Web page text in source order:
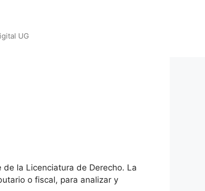
UG
de la Licenciatura de Derecho. La
o fiscal, para analizar y